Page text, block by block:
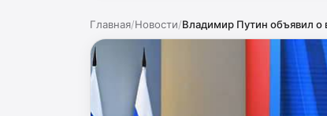
Главная/Новости/Владимир Путин объявил о